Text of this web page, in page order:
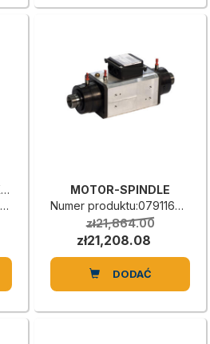
MOTORSPINDLE D38X80 2.6KW 50HZ 3000R
MOTOR-SPINDLE
Numer produktu:0791160015D
zł21,864.00
zł21,208.08
DODAĆ